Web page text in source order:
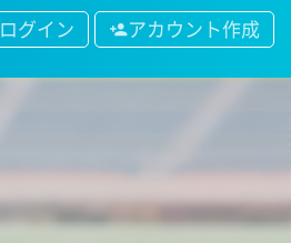
ログイン アカウント作成